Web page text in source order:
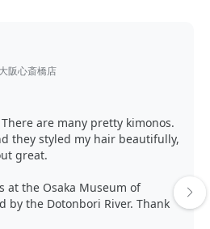
阪心斎橋店
are many pretty kimonos.
they styled my hair beautifully,
great.
at the Osaka Museum of
by the Dotonbori River. Thank